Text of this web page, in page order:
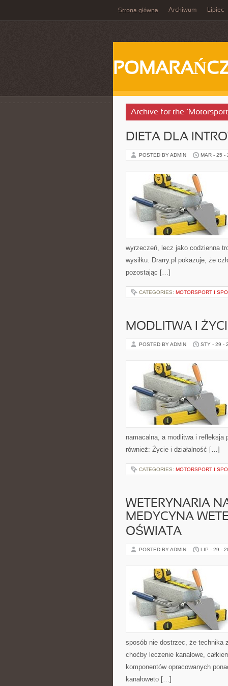
Strona główna Archiwum Lipiec
Archive for the
DIETA DLA
POSTED BY ADMIN MAR - 25 -
wyrzeczeń, lecz jako codzienna
wysiłku. Drarry.pl pokazuje, że
pozostając […]
CATEGORIES: MOTORSPORT I
MODLITWA I
POSTED BY ADMIN STY - 29 -
namacalna, a modlitwa i refleksja
również: Życie i działalność […]
CATEGORIES: MOTORSPORT I
WETERYNARIA
MEDYCYNA
OŚWIATA
POSTED BY ADMIN LIP - 29 -
sposób nie dostrzec, że technika
choćby leczenie kanałowe,
komponentów opracowanych
kanałoweto […]